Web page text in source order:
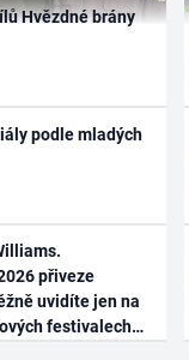
Hvězdné brány
podle mladých
přiveze
uvidíte jen na
festivalech